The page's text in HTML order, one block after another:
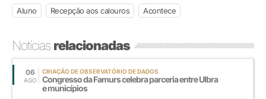
Aluno Recepção aos calouros Acontece
Notíciasrelacionadas
06
AGO
CRIAÇÃO DE OBSERVATÓRIO DE DADOS
Congresso da Famurs celebra parceria entre Ulbra
e municípios